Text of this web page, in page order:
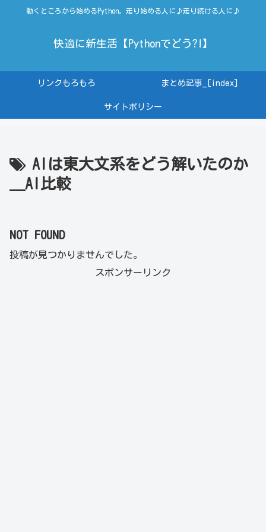
動くところから始めるPython。走り始める人に♪走り続ける人に♪
快適に新生活【Pythonでどう?!】
リンクもろもろ まとめ記事_[index]
サイトポリシー
AIは東大文系をどう解いたのか
＿AI比較
NOT FOUND
投稿が見つかりませんでした。
スポンサーリンク